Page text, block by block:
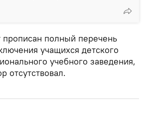
прописан полный перечень
учащихся детского
учебного заведения,
отсутствовал.